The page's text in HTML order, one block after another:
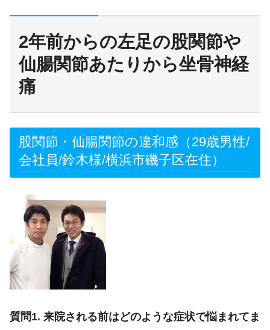
2年前からの左足の股関節や
仙腸関節あたりから坐骨神経
痛
股関節・仙腸関節の違和感（29歳男性/
会社員/鈴木様/横浜市磯子区在住）
質問1. 来院される前はどのような症状で悩まれてま